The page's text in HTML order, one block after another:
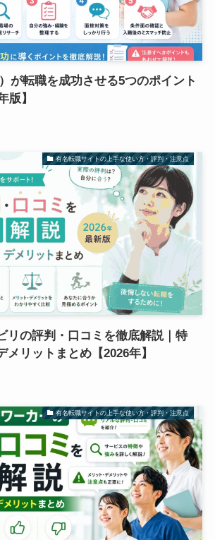
が転職を成功させる5つのポイント
版】
有名転職サイトの上手な使い方・評判・注意点
リの評判・口コミを徹底解説｜特
メリットまとめ【2026年】
有名転職サイトの上手な使い方・評判・注意点